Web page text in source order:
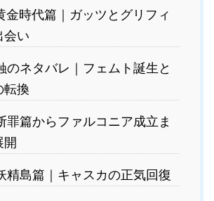
金時代篇｜ガッツとグリフィ
会い
のネタバレ｜フェムト誕生と
転換
罪篇からファルコニア成立ま
開
精島篇｜キャスカの正気回復